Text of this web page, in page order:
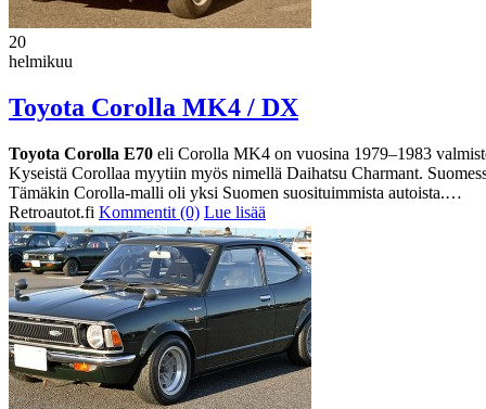
20
helmikuu
Toyota Corolla MK4 / DX
Toyota Corolla E70 eli Corolla MK4 on vuosina 1979–1983
Kyseistä Corollaa myytiin myös nimellä Daihatsu Charmant.
Tämäkin Corolla-malli oli yksi Suomen suosituimmista autoista.…
Retroautot.fi Kommentit (0) Lue lisää